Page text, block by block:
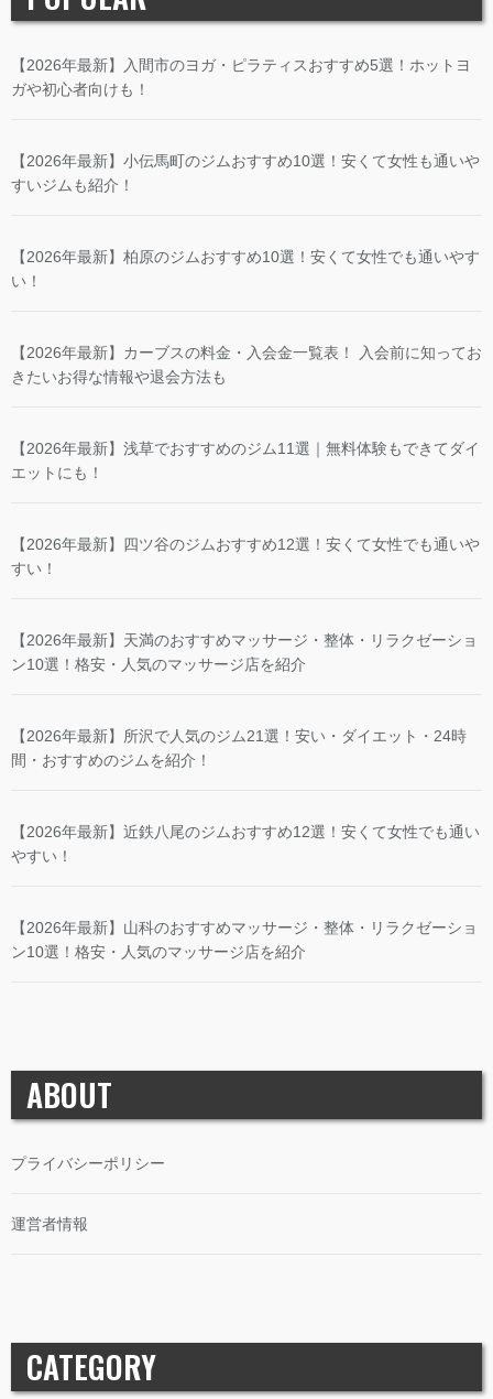
【2026年最新】入間市のヨガ・ピラティスおすすめ5選！ホットヨ
ガや初心者向けも！
【2026年最新】小伝馬町のジムおすすめ10選！安くて女性も通いや
すいジムも紹介！
【2026年最新】柏原のジムおすすめ10選！安くて女性でも通いやす
い！
【2026年最新】カーブスの料金・入会金一覧表！ 入会前に知ってお
きたいお得な情報や退会方法も
【2026年最新】浅草でおすすめのジム11選｜無料体験もできてダイ
エットにも！
【2026年最新】四ツ谷のジムおすすめ12選！安くて女性でも通いや
すい！
【2026年最新】天満のおすすめマッサージ・整体・リラクゼーショ
ン10選！格安・人気のマッサージ店を紹介
【2026年最新】所沢で人気のジム21選！安い・ダイエット・24時
間・おすすめのジムを紹介！
【2026年最新】近鉄八尾のジムおすすめ12選！安くて女性でも通い
やすい！
【2026年最新】山科のおすすめマッサージ・整体・リラクゼーショ
ン10選！格安・人気のマッサージ店を紹介
ABOUT
プライバシーポリシー
運営者情報
CATEGORY